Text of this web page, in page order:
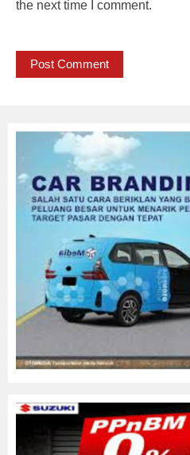
the next time I comment.